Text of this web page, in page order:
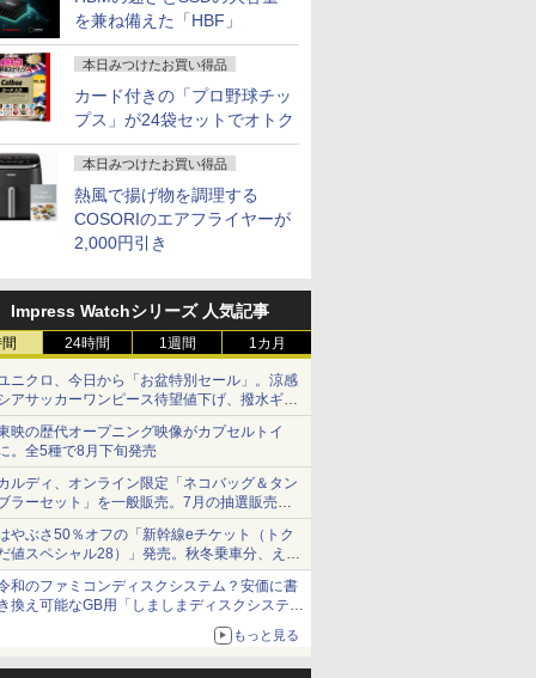
を兼ね備えた「HBF」
本日みつけたお買い得品
カード付きの「プロ野球チッ
プス」が24袋セットでオトク
本日みつけたお買い得品
熱風で揚げ物を調理する
COSORIのエアフライヤーが
2,000円引き
Impress Watchシリーズ 人気記事
24時間 1週間 1カ月
ニクロ、今日から「お盆特別セール」。涼感
アサッカーワンピース待望値下げ、撥水ギア
ョーツは1990円に
映の歴代オープニング映像がカプセルトイ
。全5種で8月下旬発売
ルディ、オンライン限定「ネコバッグ＆タン
ラーセット」を一般販売。7月の抽選販売の
選無効分
やぶさ50％オフの「新幹線eチケット（トク
値スペシャル28）」発売。秋冬乗車分、えき
っと限定
和のファミコンディスクシステム？安価に書
換え可能なGB用「しましまディスクシステ
もっと見る